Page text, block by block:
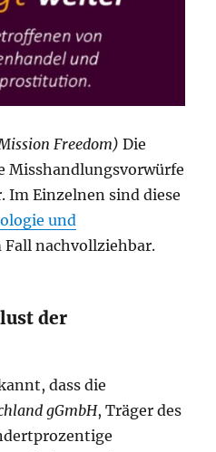
Freedom)Die
Misshandlungsvorwürfe
Im Einzelnen sind diese
und
Fall nachvollziehbar.
der
dass die
gGmbH, Träger des